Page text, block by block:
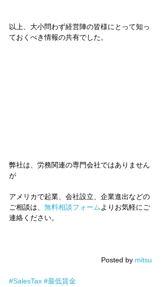
以上、大小問わず経営陣の皆様にとって知っ
ておくべき情報の共有でした。
弊社は、労務関連の専門会社ではありません
が
アメリカで起業、会社設立、企業進出などの
ご相談は、 無料相談フォームよりお気軽にご
連絡ください。
Posted by mitsu
#SalesTax #最低賃金